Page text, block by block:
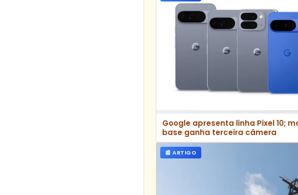
Google apresenta linha Pixel 10;
base ganha terceira câmera
📰 ARTIGO